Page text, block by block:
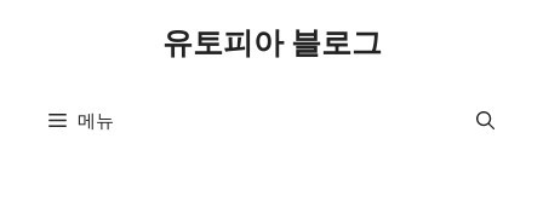
유토피아 블로그
메뉴